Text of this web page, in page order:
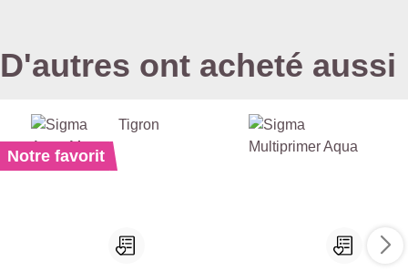
D'autres ont acheté aussi
Notre favorit